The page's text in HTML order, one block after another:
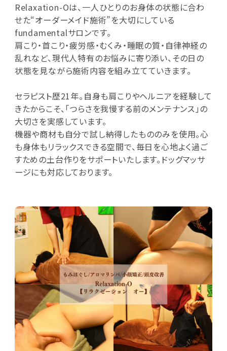
Relaxation-Oは、一人ひとりのお身体の状態に合わ
せた“オーダーメイド施術”を大切にしている
fundamentalサロンです。
肩こり・首こり・疲労感・むくみ・睡眠の質・自律神経の
乱れなど、現代人特有のお悩みに寄り添い、その日の
状態を見ながら施術内容を組み立てていきます。
セラピスト歴21年。自身も肩こりやヘルニアを経験して
きたからこそ、「つらさを我慢する前のメンテナンス」の
大切さを実感しています。
機器や商材も自分で試し納得したもののみを使用。心
も身体もリラックスできる空間で、毎日を心地よく過ご
すための土台作りをサポートいたします。ドッグマッサ
ージにも対応しております。